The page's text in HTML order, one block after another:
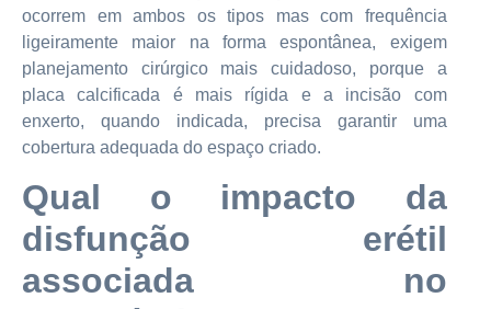
ocorrem em ambos os tipos mas com frequência
ligeiramente maior na forma espontânea, exigem
planejamento cirúrgico mais cuidadoso, porque a
placa calcificada é mais rígida e a incisão com
enxerto, quando indicada, precisa garantir uma
cobertura adequada do espaço criado.
Qual o impacto da
disfunção erétil
associada no